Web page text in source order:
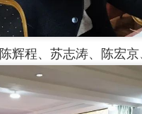
陈辉程、苏志涛、 陈宏